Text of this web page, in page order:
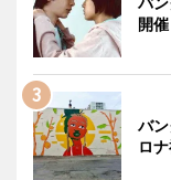
開
バ
ロ